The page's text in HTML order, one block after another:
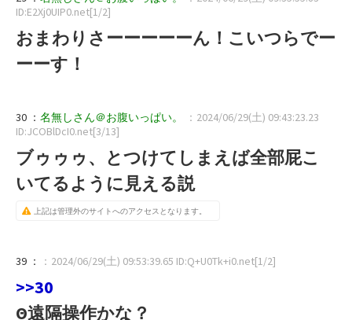
ID:E2Xj0UIP0.net[1/2]
おまわりさーーーーーん！こいつらでー
ーーす！
30 ： 名無しさん＠お腹いっぱい。
：2024/06/29(土) 09:43:23.23
ID:JCOBlDcI0.net[3/13]
ブゥゥゥ、とつけてしまえば全部屁こ
いてるように見える説
上記は管理外のサイトへのアクセスとなります。
39 ： ：2024/06/29(土) 09:53:39.65 ID:Q+U0Tk+i0.net[1/2]
>>30
Θ遠隔操作かな？